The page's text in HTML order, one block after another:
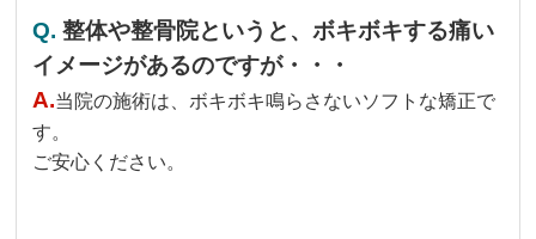
Q.整体や整骨院というと、ボキボキする痛い
イメージがあるのですが・・・
A.当院の施術は、ボキボキ鳴らさないソフトな矯正で
す。
ご安心ください。